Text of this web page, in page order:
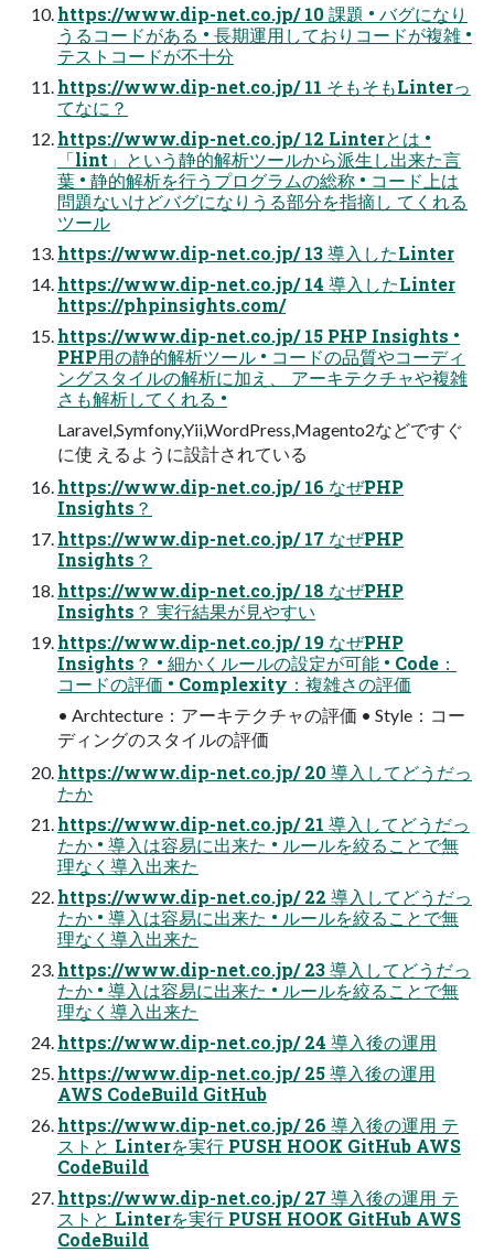
https://www.dip-net.co.jp/ 10 課題 • バグになり
うるコードがある • 長期運用しておりコードが複雑 •
テストコードが不十分
https://www.dip-net.co.jp/ 11 そもそもLinterっ
てなに？
https://www.dip-net.co.jp/ 12 Linterとは •
「lint」という静的解析ツールから派生し出来た言
葉 • 静的解析を行うプログラムの総称 • コード上は
問題ないけどバグになりうる部分を指摘し てくれる
ツール
https://www.dip-net.co.jp/ 13 導入したLinter
https://www.dip-net.co.jp/ 14 導入したLinter
https://phpinsights.com/
https://www.dip-net.co.jp/ 15 PHP Insights •
PHP用の静的解析ツール • コードの品質やコーディ
ングスタイルの解析に加え、 アーキテクチャや複雑
さも解析してくれる •
Laravel,Symfony,Yii,WordPress,Magento2などですぐ
に使 えるように設計されている
https://www.dip-net.co.jp/ 16 なぜPHP
Insights？
https://www.dip-net.co.jp/ 17 なぜPHP
Insights？
https://www.dip-net.co.jp/ 18 なぜPHP
Insights？ 実行結果が見やすい
https://www.dip-net.co.jp/ 19 なぜPHP
Insights？ • 細かくルールの設定が可能 • Code：
コードの評価 • Complexity：複雑さの評価
• Archtecture：アーキテクチャの評価 • Style：コー
ディングのスタイルの評価
https://www.dip-net.co.jp/ 20 導入してどうだっ
たか
https://www.dip-net.co.jp/ 21 導入してどうだっ
たか • 導入は容易に出来た • ルールを絞ることで無
理なく導入出来た
https://www.dip-net.co.jp/ 22 導入してどうだっ
たか • 導入は容易に出来た • ルールを絞ることで無
理なく導入出来た
https://www.dip-net.co.jp/ 23 導入してどうだっ
たか • 導入は容易に出来た • ルールを絞ることで無
理なく導入出来た
https://www.dip-net.co.jp/ 24 導入後の運用
https://www.dip-net.co.jp/ 25 導入後の運用
AWS CodeBuild GitHub
https://www.dip-net.co.jp/ 26 導入後の運用 テ
ストと Linterを実行 PUSH HOOK GitHub AWS
CodeBuild
https://www.dip-net.co.jp/ 27 導入後の運用 テ
ストと Linterを実行 PUSH HOOK GitHub AWS
CodeBuild